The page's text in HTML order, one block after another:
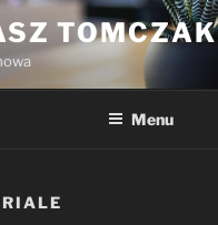
TOMCZAK
Menu